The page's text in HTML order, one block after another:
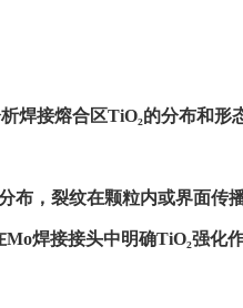
焊接熔合区TiO₂的分布和形
布，裂纹在颗粒内或界面传
焊接接头中明确TiO₂强化作